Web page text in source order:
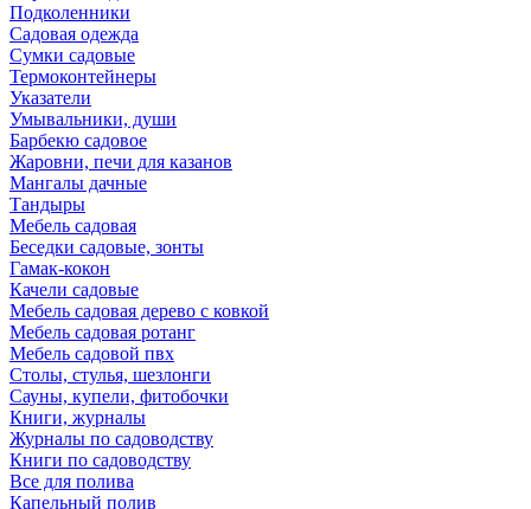
Подколенники
Садовая одежда
Сумки садовые
Термоконтейнеры
Указатели
Умывальники, души
Барбекю садовое
Жаровни, печи для казанов
Мангалы дачные
Тандыры
Мебель садовая
Беседки садовые, зонты
Гамак-кокон
Качели садовые
Мебель садовая дерево с ковкой
Мебель садовая ротанг
Мебель садовой пвх
Столы, стулья, шезлонги
Сауны, купели, фитобочки
Книги, журналы
Журналы по садоводству
Книги по садоводству
Все для полива
Капельный полив